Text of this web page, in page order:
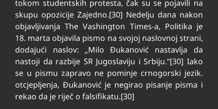
tokom studentskih protesta, čak su se pojavili na
skupu opozicije Zajedno.[30] Nedelju dana nakon
objavljivanja The Vashington Times-a, Politika je
18. marta objavila pismo na svojoj naslovnoj strani,
dodajući naslov: „Milo Đukanović nastavlja da
nastoji da razbije SR Jugoslaviju i Srbiju.“[30] Iako
se u pismu zapravo ne pominje crnogorski jezik.
otcjepljenja, Đukanović je negirao pisanje pisma i
rekao da je riječ o falsifikatu.[30]